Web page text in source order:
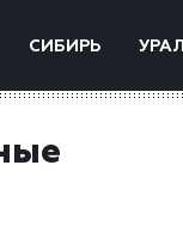
СИБИРЬ УРАЛ